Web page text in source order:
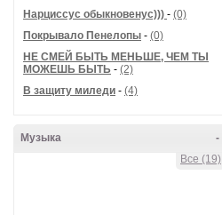
Нарциссус обыкновенус))) - (0)
Покрывало Пенелопы - (0)
НЕ СМЕЙ БЫТЬ МЕНЬШЕ, ЧЕМ ТЫ
МОЖЕШЬ БЫТЬ - (2)
В защиту миледи - (4)
-
Музыка
Все (19)